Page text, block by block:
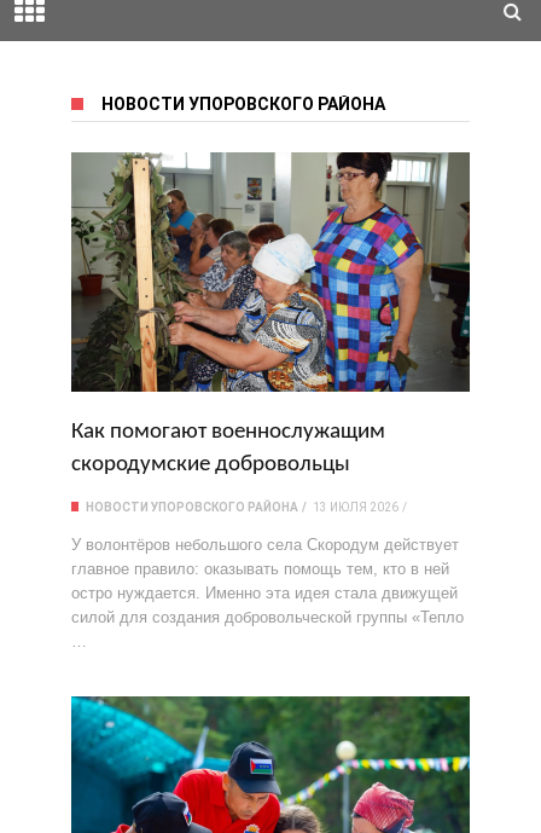
НОВОСТИ УПОРОВСКОГО РАЙОНА
Как помогают военнослужащим
скородумские добровольцы
НОВОСТИ УПОРОВСКОГО РАЙОНА 13 ИЮЛЯ 2026
У волонтёров небольшого села Скородум действует
главное правило: оказывать помощь тем, кто в ней
остро нуждается. Именно эта идея стала движущей
силой для создания добровольческой группы «Тепло
…